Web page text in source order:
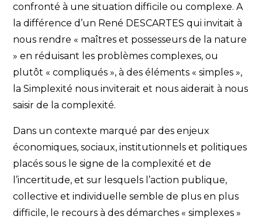
confronté à une situation difficile ou complexe. A
la différence d’un René DESCARTES qui invitait à
nous rendre « maîtres et possesseurs de la nature
» en réduisant les problèmes complexes, ou
plutôt « compliqués », à des éléments « simples »,
la Simplexité nous inviterait et nous aiderait à nous
saisir de la complexité.
Dans un contexte marqué par des enjeux
économiques, sociaux, institutionnels et politiques
placés sous le signe de la complexité et de
l’incertitude, et sur lesquels l’action publique,
collective et individuelle semble de plus en plus
difficile, le recours à des démarches « simplexes »